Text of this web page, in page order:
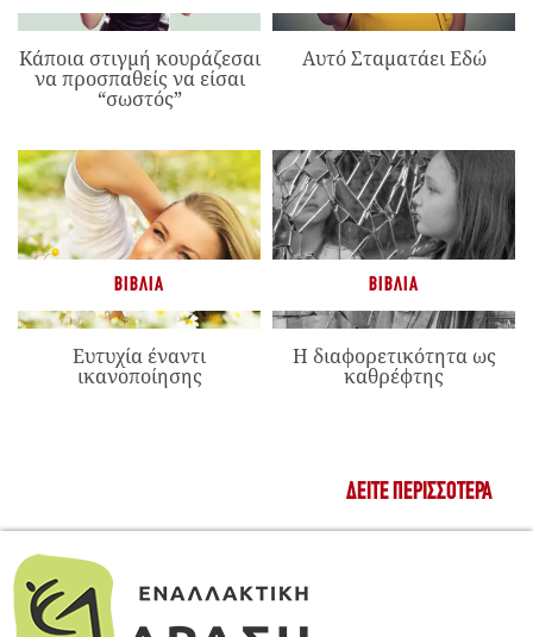
Κάποια στιγμή κουράζεσαι
να προσπαθείς να είσαι
“σωστός”
Αυτό Σταματάει Εδώ
ΒΙΒΛΊΑ
Ευτυχία έναντι
ικανοποίησης
ΒΙΒΛΊΑ
Η διαφορετικότητα ως
καθρέφτης
ΔΕΊΤΕ ΠΕΡΙΣΣΌΤΕΡΑ